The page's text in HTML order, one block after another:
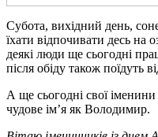
Субота, вихідний день,
їхати відпочивати десь на
деякі люди ще сьогодні
після обіду також поїдуть
А ще сьогодні свої
чудове ім’я як Володимир.